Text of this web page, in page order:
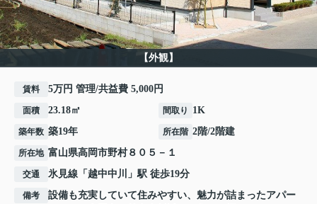
【外観】
賃料 5万円 管理/共益費 5,000円
面積 23.18㎡ 間取り 1K
築年数 築19年 所在階 2階/2階建
所在地 富山県高岡市野村８０５－１
交通 氷見線 「 越中中川 」駅 徒歩19分
備考
設備も充実していて住みやすい、魅力が詰まったアパー